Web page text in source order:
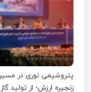
پتروشیمی نوری در
زنجیره ارزش؛ از تولید